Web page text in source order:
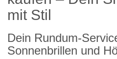
mit Stil
Dein Rundum-
Sonnenbrillen und